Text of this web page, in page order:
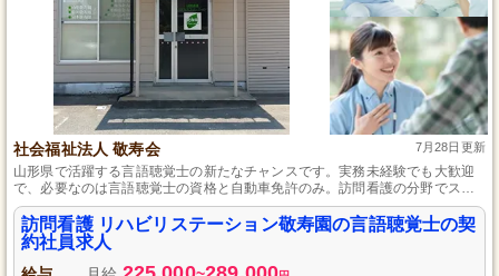
社会福祉法人 敬寿会 7月28日更新
山形県で活躍する言語聴覚士の新たなチャンスです。実務未経験でも大歓迎
で、必要なのは言語聴覚士の資格と自動車免許のみ。訪問看護の分野でスキ
ルを磨きながら、利用者さまの快適な日常生活を支援していくやりがいのあ
る仕事です。4週9休のシフト制で、ライフステージが変化しても柔軟に対応
できる環境を整えています。
訪問看護 リハビリステーション敬寿園の言語聴覚士の契
約社員求人